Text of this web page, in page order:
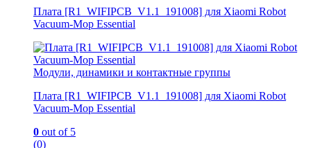
Плата [R1_WIFIPCB_V1.1_191008] для Xiaomi Robot
Vacuum-Mop Essential
Модули, динамики и контактные группы
Плата [R1_WIFIPCB_V1.1_191008] для Xiaomi Robot
Vacuum-Mop Essential
0 out of 5
(0)